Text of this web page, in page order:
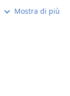
Cucina
piscina interna
sauna, bagno
Mostra di più